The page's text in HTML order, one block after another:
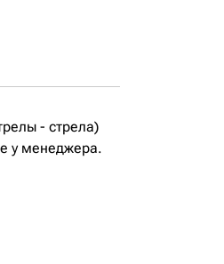
- стрела)
у менеджера.